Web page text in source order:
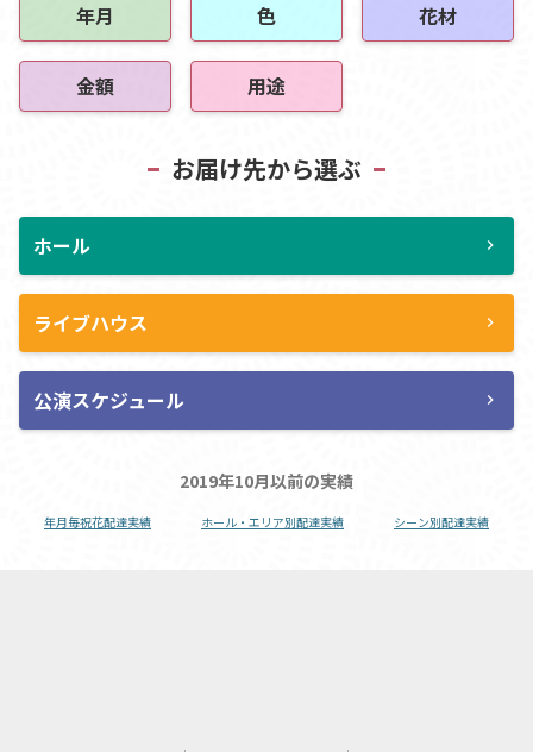
年月 色 花材
金額 用途
お届け先から選ぶ
ホール chevron_right
ライブハウス chevron_right
公演スケジュール chevron_right
2019年10月以前の実績
年月毎祝花配達実績 ホール・エリア別配達実績 シーン別配達実績